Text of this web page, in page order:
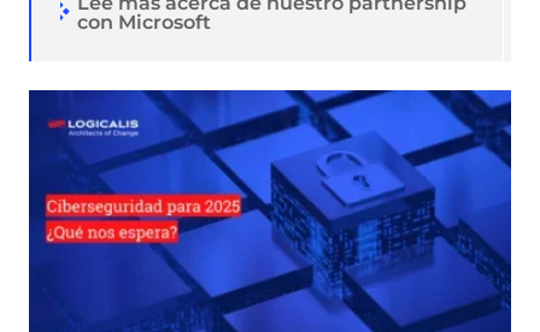
con Microsoft